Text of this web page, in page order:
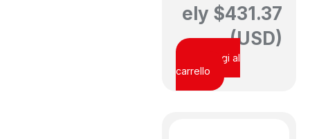
ely $431.37
(USD)
Aggiungi al
carrello